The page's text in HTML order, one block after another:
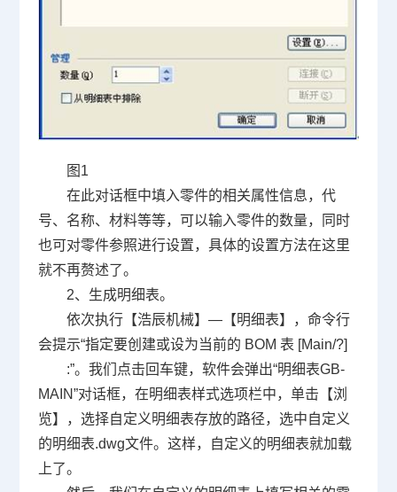
图 1
在此对话框中填入零件的相关属性信息，代
号、名称、材料等等，可以输入零件的数量，同时
也可对零件参照进行设置，具体的设置方法在这里
就不再赘述了。
2、生成明细表。
依次执行【浩辰机械】—【明细表】，命令行
会提示“指定要创建或设为当前的 BOM 表 [Main/?]
:”。我们点击回车键，软件会弹出“明细表GB-
MAIN”对话框，在明细表样式选项栏中，单击【浏
览】，选择自定义明细表存放的路径，选中自定义
的明细表.dwg文件。这样，自定义的明细表就加载
上了。